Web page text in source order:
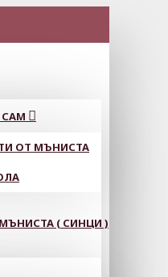
САМ
ОТ МЪНИСТА
( СИНЦИ )